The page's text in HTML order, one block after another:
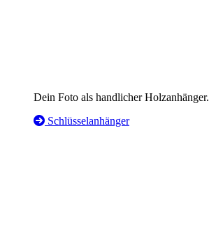
Dein Foto als handlicher Holzanhänger.
Schlüsselanhänger